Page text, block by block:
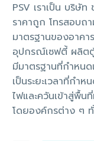
PSV เราเป็น บริษั
ราคาถูก โทรสอบถ
มาตรฐานของอาคา
อุปกรณ์เซฟตี้ ผลิต
มีมาตรฐานที่กำหนด
เป็นระยะเวลาที่กำ
ไฟและควันเข้าสู่พื้
โดยองค์กรต่าง ๆ